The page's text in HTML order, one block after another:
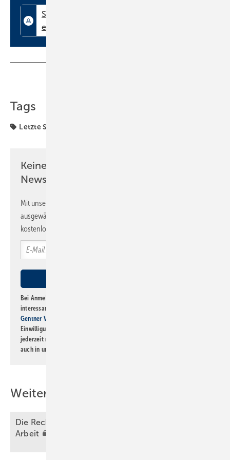
Tags
Letzte Seiten
Keine Zeit? Kein Problem mit dem SBZ
Newsletter!
Mit unserem Newsletter erhalten Sie regelmäßig von uns
ausgewählte Informationen und Neuigkeiten, gebündelt und
kostenlos direkt ins Postfach.
Bei Anmeldung zu diesem Newsletter bin ich damit einverstanden, über
interessante Verlags- und Online-Angebote
Gentner Verlag GmbH & Co. KG
Einwilligung kann ich jederzeit widerrufen und eine Abmeldung ist
jederzeit möglich. Informationen zum Umgang mit Daten finden Sie
auch in unserer
Weitere Inhalte
Die Rechtslage bei Affären und Liebe auf der
Arbeit